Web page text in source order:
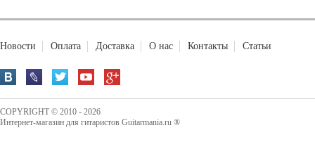
Новости Оплата Доставка О нас Контакты Статьи
COPYRIGHT © 2010 - 2026
Интернет-магазин для гитаристов Guitarmania.ru ®